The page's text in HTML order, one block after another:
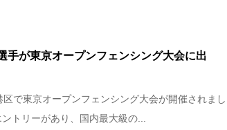
手が東京オープンフェンシング大会に出
で東京オープンフェンシング大会が開催されまし
トリーがあり、国内最大級の...